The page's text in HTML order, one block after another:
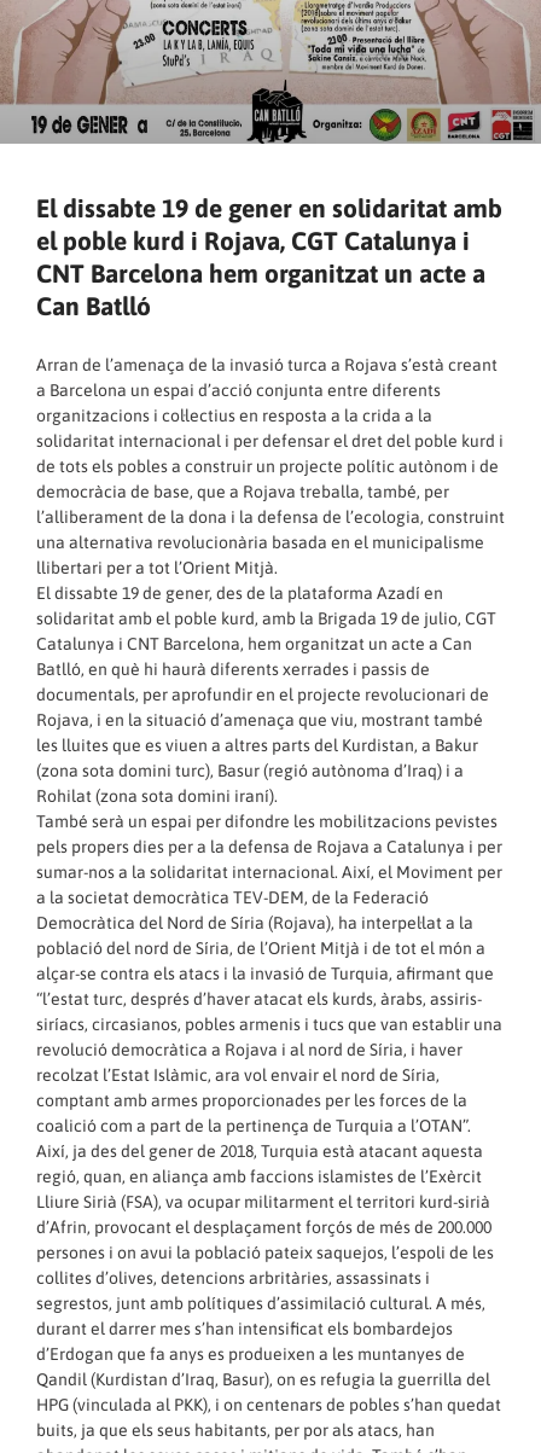
El dissabte 19 de gener en solidaritat amb
el poble kurd i Rojava, CGT Catalunya i
CNT Barcelona hem organitzat un acte a
Can Batlló
Arran de l’amenaça de la invasió turca a Rojava s’està creant
a Barcelona un espai d’acció conjunta entre diferents
organitzacions i col·lectius en resposta a la crida a la
solidaritat internacional i per defensar el dret del poble kurd i
de tots els pobles a construir un projecte polític autònom i de
democràcia de base, que a Rojava treballa, també, per
l’alliberament de la dona i la defensa de l’ecologia, construint
una alternativa revolucionària basada en el municipalisme
llibertari per a tot l’Orient Mitjà.
El dissabte 19 de gener, des de la plataforma Azadí en
solidaritat amb el poble kurd, amb la Brigada 19 de julio, CGT
Catalunya i CNT Barcelona, hem organitzat un acte a Can
Batlló, en què hi haurà diferents xerrades i passis de
documentals, per aprofundir en el projecte revolucionari de
Rojava, i en la situació d’amenaça que viu, mostrant també
les lluites que es viuen a altres parts del Kurdistan, a Bakur
(zona sota domini turc), Basur (regió autònoma d’Iraq) i a
Rohilat (zona sota domini iraní).
També serà un espai per difondre les mobilitzacions pevistes
pels propers dies per a la defensa de Rojava a Catalunya i per
sumar-nos a la solidaritat internacional. Així, el Moviment per
a la societat democràtica TEV-DEM, de la Federació
Democràtica del Nord de Síria (Rojava), ha interpel·lat a la
població del nord de Síria, de l’Orient Mitjà i de tot el món a
alçar-se contra els atacs i la invasió de Turquia, afirmant que
“l’estat turc, després d’haver atacat els kurds, àrabs, assiris-
siríacs, circasianos, pobles armenis i tucs que van establir una
revolució democràtica a Rojava i al nord de Síria, i haver
recolzat l’Estat Islàmic, ara vol envair el nord de Síria,
comptant amb armes proporcionades per les forces de la
coalició com a part de la pertinença de Turquia a l’OTAN”.
Així, ja des del gener de 2018, Turquia està atacant aquesta
regió, quan, en aliança amb faccions islamistes de l’Exèrcit
Lliure Sirià (FSA), va ocupar militarment el territori kurd-sirià
d’Afrin, provocant el desplaçament forçós de més de 200.000
persones i on avui la població pateix saquejos, l’espoli de les
collites d’olives, detencions arbritàries, assassinats i
segrestos, junt amb polítiques d’assimilació cultural. A més,
durant el darrer mes s’han intensificat els bombardejos
d’Erdogan que fa anys es produeixen a les muntanyes de
Qandil (Kurdistan d’Iraq, Basur), on es refugia la guerrilla del
HPG (vinculada al PKK), i on centenars de pobles s’han quedat
buits, ja que els seus habitants, per por als atacs, han